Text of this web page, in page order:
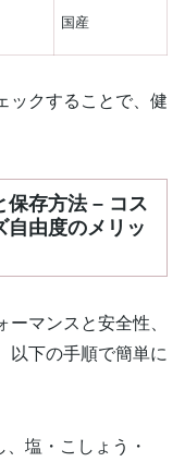
国産
ックすることで、健
保存方法 – コス
自由度のメリッ
マンスと安全性、
以下の手順で簡単に
塩・こしょう・